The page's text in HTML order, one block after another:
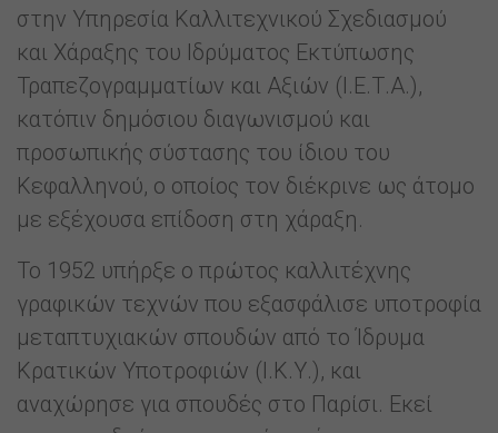
στην Υπηρεσία Καλλιτεχνικού Σχεδιασμού
και Χάραξης του Ιδρύματος Εκτύπωσης
Τραπεζογραμματίων και Αξιών (Ι.Ε.Τ.Α.),
κατόπιν δημόσιου διαγωνισμού και
προσωπικής σύστασης του ίδιου του
Κεφαλληνού, ο οποίος τον διέκρινε ως άτομο
με εξέχουσα επίδοση στη χάραξη.
To 1952 υπήρξε ο πρώτος καλλιτέχνης
γραφικών τεχνών που εξασφάλισε υποτροφία
μεταπτυχιακών σπουδών από το Ίδρυμα
Κρατικών Υποτροφιών (Ι.Κ.Υ.), και
αναχώρησε για σπουδές στο Παρίσι. Εκεί